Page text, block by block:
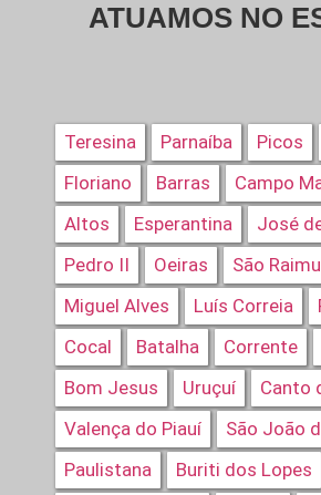
ATUAMOS NO
Teresina Parnaíba Picos
Floriano
Barras Campo
Altos
Esperantina
José
Pedro II
Oeiras
São
Miguel Alves
Luís Correia
Cocal
Batalha Corrente
Bom Jesus
Uruçuí
Canto
Valença do Piauí
São João
Paulistana
Buriti dos Lopes